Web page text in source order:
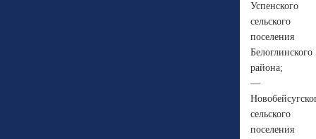
Успенского
сельского
поселения
Белоглинского
района;
—
сельского
поселения